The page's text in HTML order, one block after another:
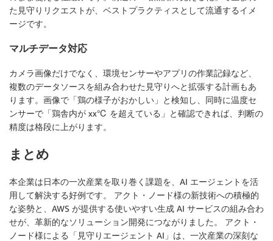
た見守りリクエストが、ベストプラクティスとして流通するイメ
ージです。
マルチデータ対応
カメラ画像だけでなく、環境センサーやアプリの作業記録など、
複数のデータソースを組み合わせた見守りへと拡張する計画もあ
ります。画像で「鶏の様子がおかしい」と検知し、同時に温度セ
ンサーで「鶏舎内が xx℃ を超えている」と確認できれば、判断の
精度は格段に上がります。
まとめ
本企業は日本の一次産業を取り巻く課題を、AI エージェントを活
用して解決する好例です。 アクト・ノード様の新技術への積極的
な姿勢と、AWS が提供する使いやすい生成 AI サービスの組み合わ
せが、革新的なソリューション開発につながりました。 アクト・
ノード様による「見守りエージェント AI」は、一次産業の深刻な